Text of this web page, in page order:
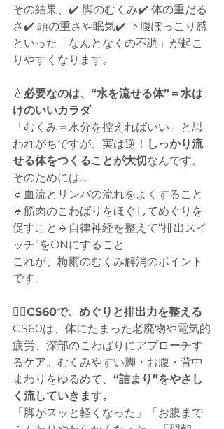
その結果、✔️ 脚のむくみ✔️ 体の重だる
さ✔️ 頭の重さや眠気✔️ 下腹ぽっこり感
といった「なんとなくの不調」が起こ
りやすくなります。
💧 必要なのは、“水を流せる体”＝水は
けのいいカラダ
「むくみ＝水分を控えればいい」と思
われがちですが、実は逆！ しっかり流
せる体をつくることが大切なんです。
そのためには…
🔹血流とリンパの流れをよくすること
🔹筋肉のこわばりをほぐしてめぐりを
促すこと🔹自律神経を整えて“排出スイ
ッチ”をONにすること
これが、梅雨のむくみ解消のポイント
です。
💆‍♀️CS60で、めぐりと排出力を整える
CS60は、体にたまった老廃物や電気的
疲労、深部のこわばりにアプローチす
るケア。むくみやすい脚・お腹・背中
まわりをゆるめて、 “詰まり”をやさし
く流していきます。
「脚がスッと軽くなった」「お腹まで